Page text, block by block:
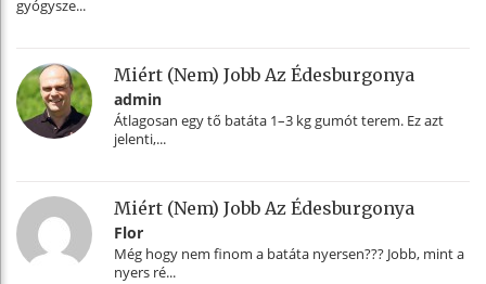
gyógysze...
Miért (nem) Jobb Az Édesburgonya
admin
Átlagosan egy tő batáta 1–3 kg gumót terem. Ez azt
jelenti,...
Miért (nem) Jobb Az Édesburgonya
Flor
Még hogy nem finom a batáta nyersen??? Jobb, mint a
nyers ré...